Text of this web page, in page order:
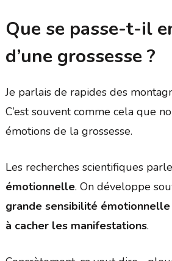
Que se passe-t-il
d’une grossesse ?
Je parlais de rapides des
C’est souvent comme cela que
émotions de la grossesse.
Les recherches scientifiques
émotionnelle. On développe
grande sensibilité
à cacher les manifestations.